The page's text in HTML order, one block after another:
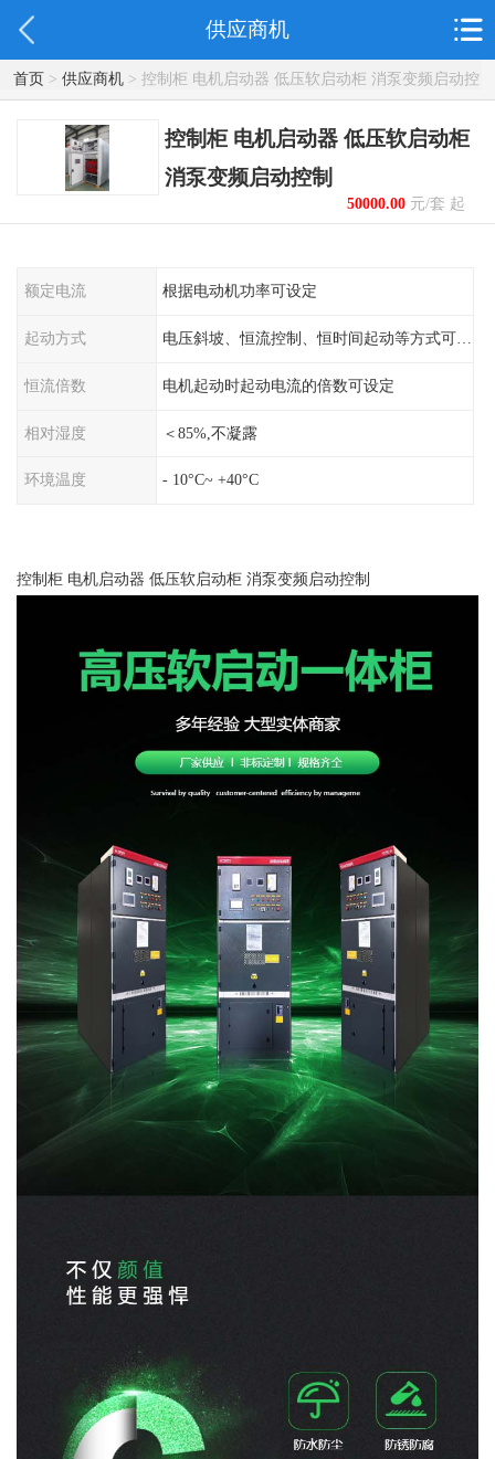
供应商机
首页> 供应商机> 控制柜 电机启动器 低压软启动柜 消泵变频启动控
制
控制柜 电机启动器 低压软启动柜
消泵变频启动控制
50000.00元/套 起
额定电流 根据电动机功率可设定
起动方式
恒流倍数 电机起动时起动电流的倍数可设定
相对湿度 ＜85%,不凝露
环境温度 - 10°C~ +40°C
控制柜 电机启动器 低压软启动柜 消泵变频启动控制